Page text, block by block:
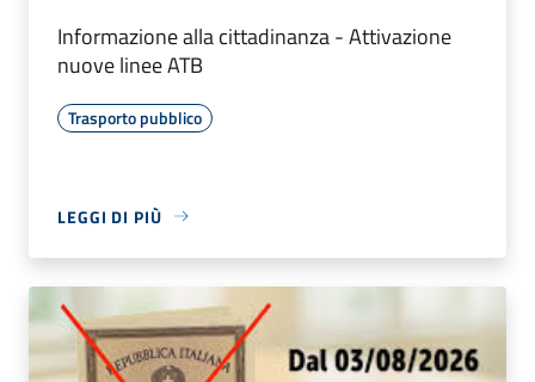
Informazione alla cittadinanza - Attivazione
nuove linee ATB
Trasporto pubblico
LEGGI DI PIÙ